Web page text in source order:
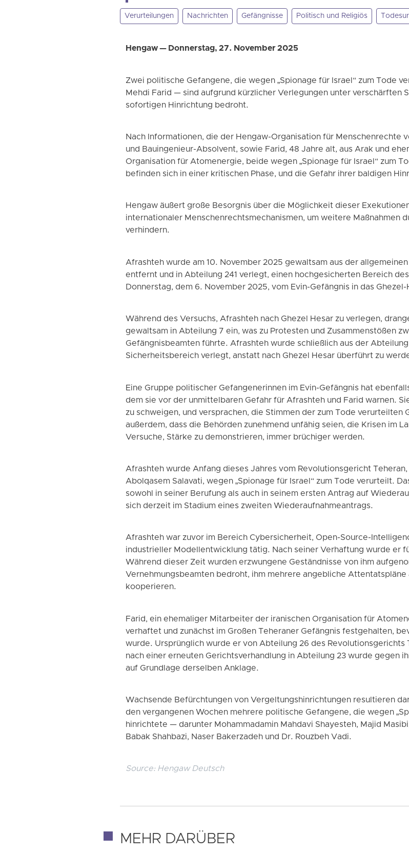
Verurteilungen Nachrichten Gefängnisse Politisch und Religiös
Hengaw — Donnerstag, 27. November 2025
Zwei politische Gefangene, die wegen „Spionage für Israel“ zum Tode
Mehdi Farid — sind aufgrund kürzlicher Verlegungen unter verschärften
sofortigen Hinrichtung bedroht.
Nach Informationen, die der Hengaw-Organisation für Menschenrechte
und Bauingenieur-Absolvent, sowie Farid, 48 Jahre alt, aus Arak und
Organisation für Atomenergie, beide wegen „Spionage für Israel“ zum
befinden sich in einer kritischen Phase, und die Gefahr ihrer baldigen
Hengaw äußert große Besorgnis über die Möglichkeit dieser
internationaler Menschenrechtsmechanismen, um weitere Maßnahmen
verhindern.
Afrashteh wurde am 10. November 2025 gewaltsam aus der
entfernt und in Abteilung 241 verlegt, einen hochgesicherten Bereich
Donnerstag, dem 6. November 2025, vom Evin-Gefängnis in das
Während des Versuchs, Afrashteh nach Ghezel Hesar zu verlegen,
gewaltsam in Abteilung 7 ein, was zu Protesten und Zusammenstößen
Gefängnisbeamten führte. Afrashteh wurde schließlich aus der
Sicherheitsbereich verlegt, anstatt nach Ghezel Hesar überführt zu
Eine Gruppe politischer Gefangenerinnen im Evin-Gefängnis hat
dem sie vor der unmittelbaren Gefahr für Afrashteh und Farid warnen.
zu schweigen, und versprachen, die Stimmen der zum Tode verurteilten
außerdem, dass die Behörden zunehmend unfähig seien, die Krisen im
Versuche, Stärke zu demonstrieren, immer brüchiger werden.
Afrashteh wurde Anfang dieses Jahres vom Revolutionsgericht
Abolqasem Salavati, wegen „Spionage für Israel“ zum Tode verurteilt.
sowohl in seiner Berufung als auch in seinem ersten Antrag auf
sich derzeit im Stadium eines zweiten Wiederaufnahmeantrags.
Afrashteh war zuvor im Bereich Cybersicherheit, Open-Source-
industrieller Modellentwicklung tätig. Nach seiner Verhaftung wurde er
Während dieser Zeit wurden erzwungene Geständnisse von ihm
Vernehmungsbeamten bedroht, ihm mehrere angebliche
kooperieren.
Farid, ein ehemaliger Mitarbeiter der iranischen Organisation für
verhaftet und zunächst im Großen Teheraner Gefängnis festgehalten,
wurde. Ursprünglich wurde er von Abteilung 26 des Revolutionsgerichts
nach einer erneuten Gerichtsverhandlung in Abteilung 23 wurde gegen
auf Grundlage derselben Anklage.
Wachsende Befürchtungen von Vergeltungshinrichtungen resultieren
den vergangenen Wochen mehrere politische Gefangene, die wegen
hinrichtete — darunter Mohammadamin Mahdavi Shayesteh, Majid
Babak Shahbazi, Naser Bakerzadeh und Dr. Rouzbeh Vadi.
Source: Hengaw Deutsch
MEHR DARÜBER